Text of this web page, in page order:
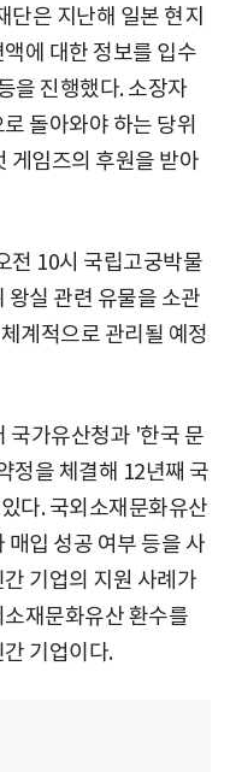
단은 지난해 일본 현지
에 대한 정보를 입수
을 진행했다. 소장자
돌아와야 하는 당위
게임즈의 후원을 받아
전 10시 국립고궁박물
왕실 관련 유물을 소관
계적으로 관리될 예정
국가유산청과 '한국 문
정을 체결해 12년째 국
다. 국외소재문화유산
입 성공 여부 등을 사
기업의 지원 사례가
재문화유산 환수를
기업이다.